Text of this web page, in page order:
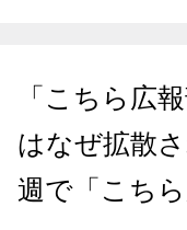
「こちら広
はなぜ拡散
週で「こち